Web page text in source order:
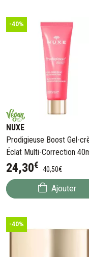
-40%
NUXE
Prodigieuse Boost Gel-
Éclat Multi-Correction
24,30€ 40,50€
Ajouter
-40%